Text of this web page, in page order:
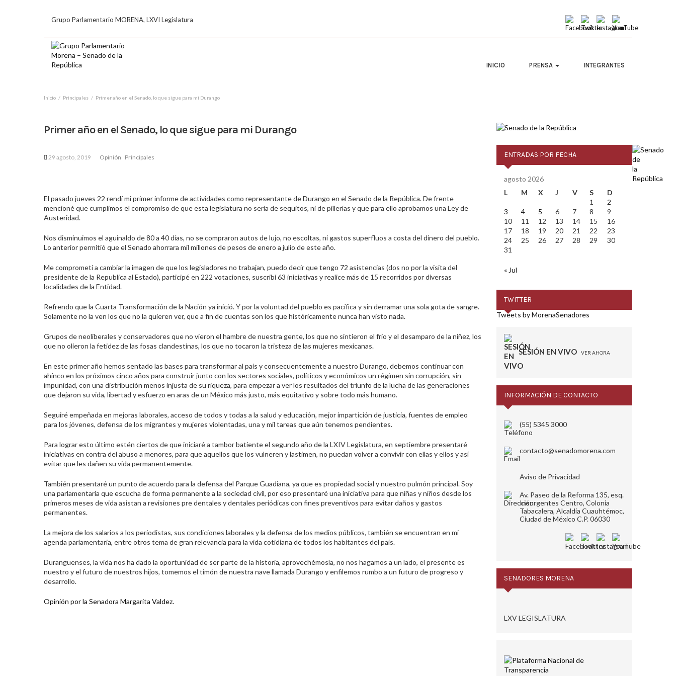
Grupo Parlamentario MORENA, LXVI Legislatura
INICIO PRENSA INTEGRANTES
Inicio Principales Primer año en el Senado, lo que sigue para mi Durango
Primer año en el Senado, lo que sigue para mi Durango
29 agosto, 2019 Opinión Principales
El pasado jueves 22 rendí mi primer informe de actividades como representante de Durango en el Senado de la República. De frente
mencioné que cumplimos el compromiso de que esta legislatura no sería de sequitos, ni de pillerías y que para ello aprobamos una Ley de
Austeridad.
Nos disminuimos el aguinaldo de 80 a 40 días, no se compraron autos de lujo, no escoltas, ni gastos superfluos a costa del dinero del pueblo.
Lo anterior permitió que el Senado ahorrara mil millones de pesos de enero a julio de este año.
Me comprometí a cambiar la imagen de que los legisladores no trabajan, puedo decir que tengo 72 asistencias (dos no por la visita del
presidente de la Republica al Estado), participé en 222 votaciones, suscribí 63 iniciativas y realice más de 15 recorridos por diversas
localidades de la Entidad.
Refrendo que la Cuarta Transformación de la Nación ya inició. Y por la voluntad del pueblo es pacífica y sin derramar una sola gota de sangre.
Solamente no la ven los que no la quieren ver, que a fin de cuentas son los que históricamente nunca han visto nada.
Grupos de neoliberales y conservadores que no vieron el hambre de nuestra gente, los que no sintieron el frío y el desamparo de la niñez, los
que no olieron la fetidez de las fosas clandestinas, los que no tocaron la tristeza de las mujeres mexicanas.
En este primer año hemos sentado las bases para transformar al país y consecuentemente a nuestro Durango, debemos continuar con
ahínco en los próximos cinco años para construir junto con los sectores sociales, políticos y económicos un régimen sin corrupción, sin
impunidad, con una distribución menos injusta de su riqueza, para empezar a ver los resultados del triunfo de la lucha de las generaciones
que dejaron su vida, libertad y esfuerzo en aras de un México más justo, más equitativo y sobre todo más humano.
Seguiré empeñada en mejoras laborales, acceso de todos y todas a la salud y educación, mejor impartición de justicia, fuentes de empleo
para los jóvenes, defensa de los migrantes y mujeres violentadas, una y mil tareas que aún tenemos pendientes.
Para lograr esto último estén ciertos de que iniciaré a tambor batiente el segundo año de la LXIV Legislatura, en septiembre presentaré
iniciativas en contra del abuso a menores, para que aquellos que los vulneren y lastimen, no puedan volver a convivir con ellas y ellos y así
evitar que les dañen su vida permanentemente.
También presentaré un punto de acuerdo para la defensa del Parque Guadiana, ya que es propiedad social y nuestro pulmón principal. Soy
una parlamentaria que escucha de forma permanente a la sociedad civil, por eso presentaré una iniciativa para que niñas y niños desde los
primeros meses de vida asistan a revisiones pre dentales y dentales periódicas con fines preventivos para evitar daños y gastos
permanentes.
La mejora de los salarios a los periodistas, sus condiciones laborales y la defensa de los medios públicos, también se encuentran en mi
agenda parlamentaria, entre otros tema de gran relevancia para la vida cotidiana de todos los habitantes del país.
Duranguenses, la vida nos ha dado la oportunidad de ser parte de la historia, aprovechémosla, no nos hagamos a un lado, el presente es
nuestro y el futuro de nuestros hijos, tomemos el timón de nuestra nave llamada Durango y enfilemos rumbo a un futuro de progreso y
desarrollo.
Opinión por la Senadora Margarita Valdez.
ENTRADAS POR FECHA
agosto 2026
L
M X J V S
D
1
2
3
4 5 6 7 8
9
10
11 12 13 14 15
16
17
18 19 20 21 22
23
24
25 26 27 28 29
30
31
« Jul
TWITTER
Tweets by MorenaSenadores
SESIÓN EN VIVO VER AHORA
INFORMACIÓN DE CONTACTO
(55) 5345 3000
contacto@senadomorena.com
Aviso de Privacidad
Av. Paseo de la Reforma 135, esq.
Insurgentes Centro, Colonia
Tabacalera, Alcaldía Cuauhtémoc,
Ciudad de México C.P. 06030
SENADORES MORENA
LXV LEGISLATURA